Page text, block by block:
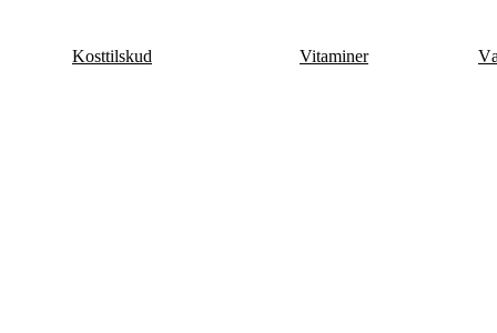
Kosttilskud Vitaminer